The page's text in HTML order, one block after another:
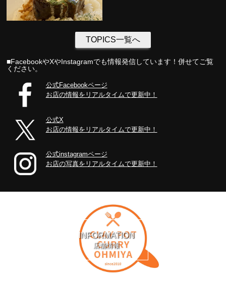
TOPICS一覧へ
■FacebookやXやInstagramでも情報発信しています！併せてご覧
ください。
公式Facebookページ
お店の情報をリアルタイムで更新中！
公式X
お店の情報をリアルタイムで更新中！
公式instagramページ
お店の写真をリアルタイムで更新中！
INFORMATION
店舗情報